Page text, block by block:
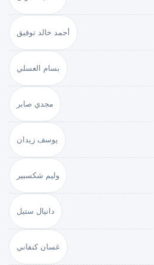
أحمد خالد توفيق
بسام العسلي
مجدي صابر
يوسف زيدان
وليم شكسبير
دانيال ستيل
غسان كنفاني